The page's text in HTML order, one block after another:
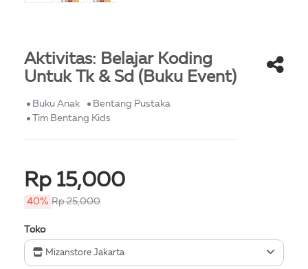
Aktivitas: Belajar Koding
Untuk Tk & Sd (Buku Event)
Buku Anak
Bentang Pustaka
Tim Bentang Kids
Rp 15,000
40% Rp 25,000
Toko
Mizanstore Jakarta